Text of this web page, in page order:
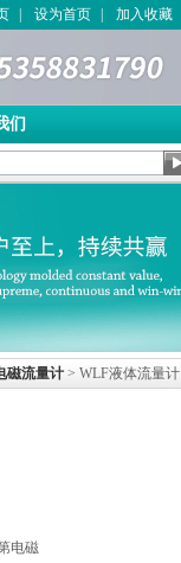
设为首页 加入收藏
们
磁流量计 > WLF液体流量计
电磁